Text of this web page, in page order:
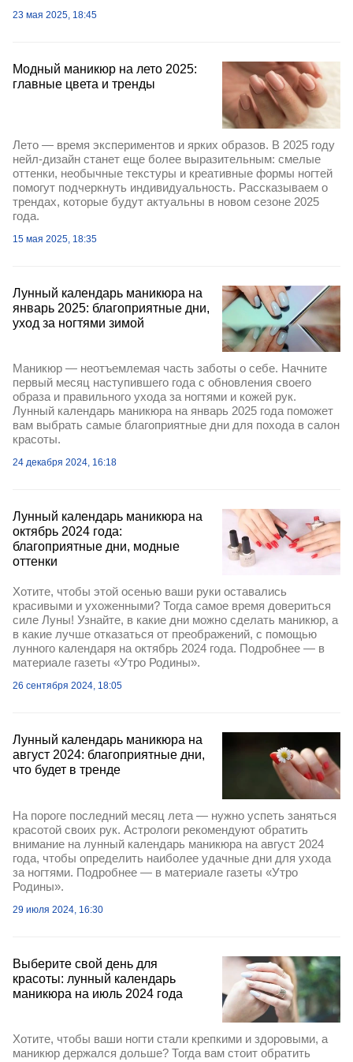
23 мая 2025, 18:45
Модный маникюр на лето 2025:
главные цвета и тренды
Лето — время экспериментов и ярких образов. В 2025 году
нейл-дизайн станет еще более выразительным: смелые
оттенки, необычные текстуры и креативные формы ногтей
помогут подчеркнуть индивидуальность. Рассказываем о
трендах, которые будут актуальны в новом сезоне 2025
года.
15 мая 2025, 18:35
Лунный календарь маникюра на
январь 2025: благоприятные дни,
уход за ногтями зимой
Маникюр — неотъемлемая часть заботы о себе. Начните
первый месяц наступившего года с обновления своего
образа и правильного ухода за ногтями и кожей рук.
Лунный календарь маникюра на январь 2025 года поможет
вам выбрать самые благоприятные дни для похода в салон
красоты.
24 декабря 2024, 16:18
Лунный календарь маникюра на
октябрь 2024 года:
благоприятные дни, модные
оттенки
Хотите, чтобы этой осенью ваши руки оставались
красивыми и ухоженными? Тогда самое время довериться
силе Луны! Узнайте, в какие дни можно сделать маникюр, а
в какие лучше отказаться от преображений, с помощью
лунного календаря на октябрь 2024 года. Подробнее — в
материале газеты «Утро Родины».
26 сентября 2024, 18:05
Лунный календарь маникюра на
август 2024: благоприятные дни,
что будет в тренде
На пороге последний месяц лета — нужно успеть заняться
красотой своих рук. Астрологи рекомендуют обратить
внимание на лунный календарь маникюра на август 2024
года, чтобы определить наиболее удачные дни для ухода
за ногтями. Подробнее — в материале газеты «Утро
Родины».
29 июля 2024, 16:30
Выберите свой день для
красоты: лунный календарь
маникюра на июль 2024 года
Хотите, чтобы ваши ногти стали крепкими и здоровыми, а
маникюр держался дольше? Тогда вам стоит обратить